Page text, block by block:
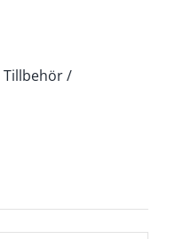
Tillbehör /